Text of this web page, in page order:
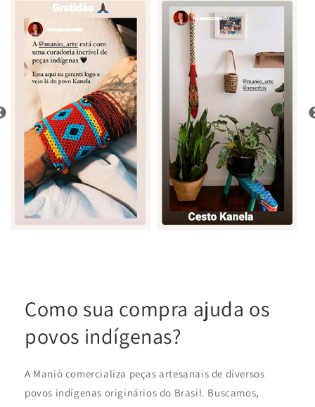
Como sua compra ajuda os
povos indígenas?
A Maniò comercializa peças artesanais de diversos
povos indígenas originários do Brasil. Buscamos,